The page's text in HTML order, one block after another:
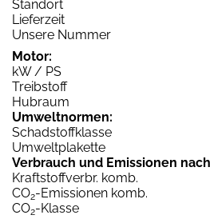
Standort
Lieferzeit
Unsere Nummer
Motor:
kW / PS
Treibstoff
Hubraum
Umweltnormen:
Schadstoffklasse
Umweltplakette
Verbrauch und Emissionen nach
Kraftstoffverbr. komb.
CO2-Emissionen komb.
CO2-Klasse